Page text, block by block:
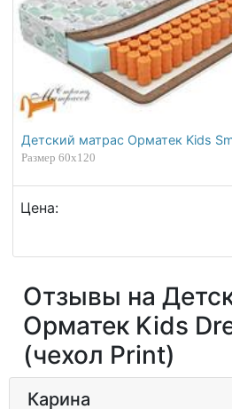
Детский матрас Орматек Kids
Размер 60х120
Цена:
Отзывы на
Орматек Kids
(чехол Print)
Карина